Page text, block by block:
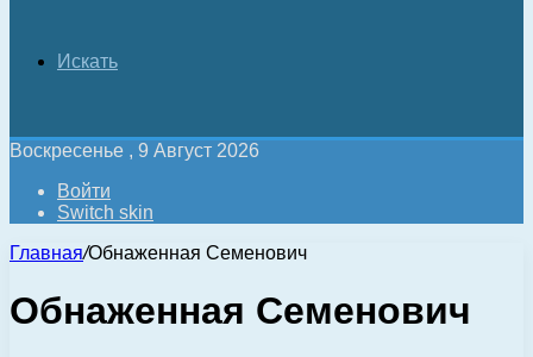
Искать
Воскресенье , 9 Август 2026
Войти
Switch skin
Главная/Обнаженная Семенович
Обнаженная Семенович